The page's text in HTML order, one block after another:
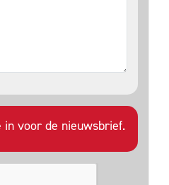
voor de nieuwsbrief.